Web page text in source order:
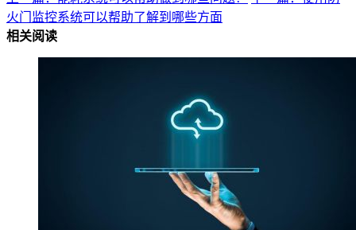
火门监控系统可以帮助了解到哪些方面
相关阅读